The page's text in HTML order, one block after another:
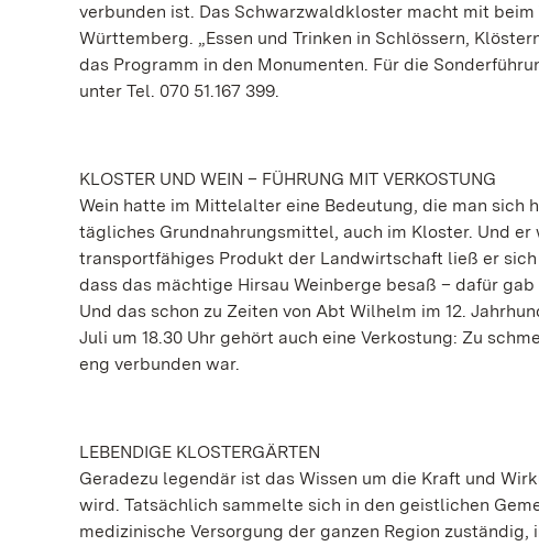
verbunden ist. Das Schwarzwaldkloster macht mit
Württemberg. „Essen und Trinken in Schlössern,
das Programm in den Monumenten. Für die
unter Tel. 070 51.167 399.
KLOSTER UND WEIN – FÜHRUNG MIT VERKOSTUNG
Wein hatte im Mittelalter eine Bedeutung, die man sich
tägliches Grundnahrungsmittel, auch im Kloster. Und
transportfähiges Produkt der Landwirtschaft ließ er
dass das mächtige Hirsau Weinberge besaß – dafür
Und das schon zu Zeiten von Abt Wilhelm im 12.
Juli um 18.30 Uhr gehört auch eine Verkostung: Zu
eng verbunden war.
LEBENDIGE KLOSTERGÄRTEN
Geradezu legendär ist das Wissen um die Kraft und
wird. Tatsächlich sammelte sich in den geistlichen
medizinische Versorgung der ganzen Region